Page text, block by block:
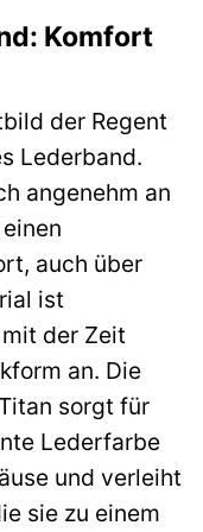
Komfort
der Regent
Lederband.
angenehm an
auch über
ist
der Zeit
an. Die
sorgt für
Lederfarbe
und verleiht
sie zu einem